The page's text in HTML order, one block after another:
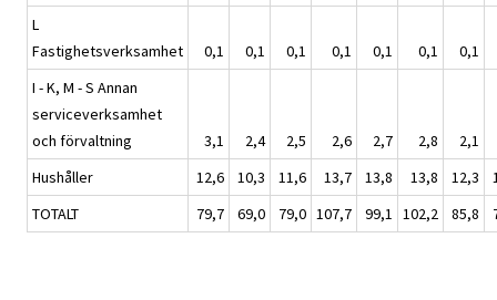
L
Fastighetsverksamhet
0,1 0,1 0,1 0,1 0,1 0,1
0,1
I - K, M - S Annan
serviceverksamhet
och förvaltning
3,1 2,4 2,5 2,6 2,7 2,8
2,1
Hushåller
12,6 10,3 11,6 13,7 13,8 13,8 12,3
TOTALT
79,7 69,0 79,0 107,7 99,1 102,2 85,8